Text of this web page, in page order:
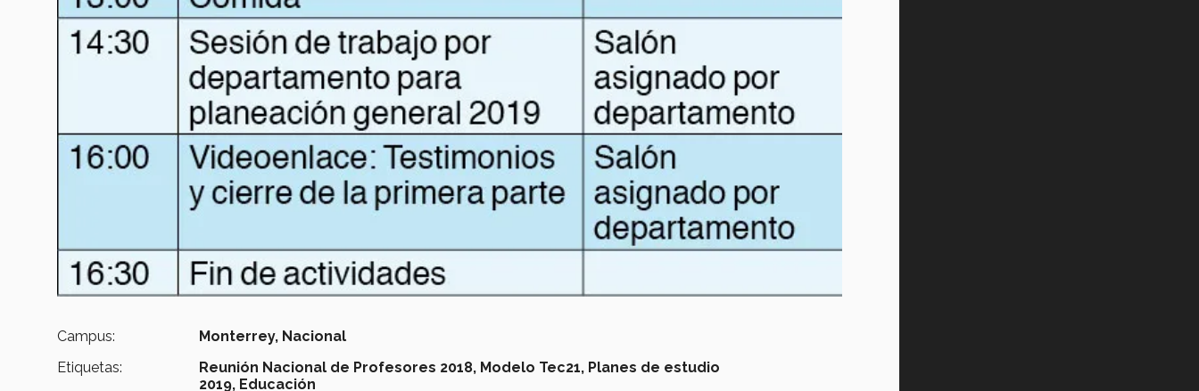
Campus: Monterrey, Nacional
Etiquetas:
Reunión Nacional de Profesores 2018, Modelo Tec21, Planes de estudio
2019, Educación